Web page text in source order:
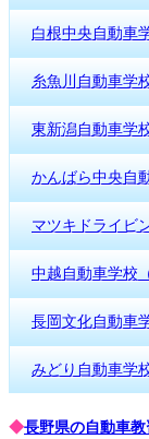
白根中央自動車
糸魚川自動車学
東新潟自動車学
かんばら中央自
マツキドライビ
中越自動車学校
長岡文化自動車
みどり自動車学
◆長野県の自動車教